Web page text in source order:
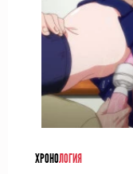
ХРОНОЛОГИЯ